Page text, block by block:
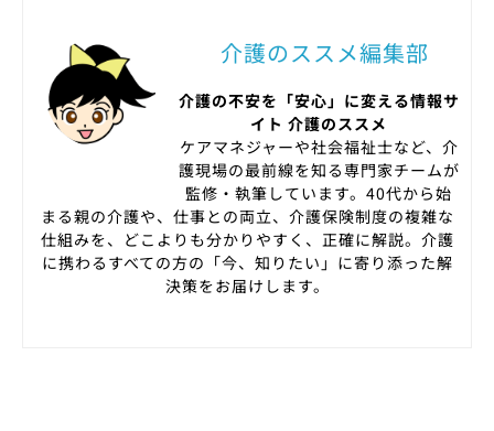
介護のススメ編集部
介護の不安を「安心」に変える情報サ
イト 介護のススメ
ケアマネジャーや社会福祉士など、介
護現場の最前線を知る専門家チームが
監修・執筆しています。40代から始
まる親の介護や、仕事との両立、介護保険制度の複雑な
仕組みを、どこよりも分かりやすく、正確に解説。介護
に携わるすべての方の「今、知りたい」に寄り添った解
決策をお届けします。